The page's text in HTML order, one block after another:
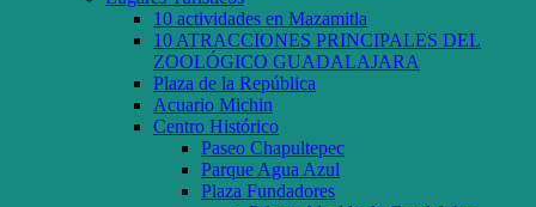
10 actividades en Mazamitla
10 ATRACCIONES PRINCIPALES DEL
ZOOLÓGICO GUADALAJARA
Plaza de la República
Acuario Michin
Centro Histórico
Paseo Chapultepec
Parque Agua Azul
Plaza Fundadores